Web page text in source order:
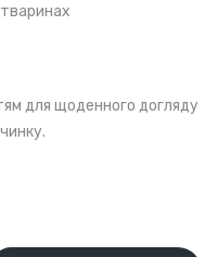
для щоденного догляду